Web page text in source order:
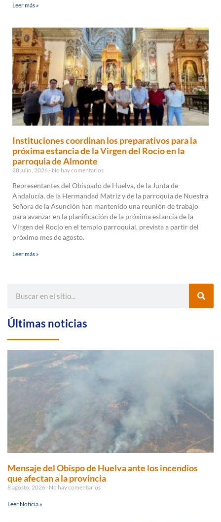
Leer más »
Instituciones coordinan los preparativos para la
próxima estancia de la Virgen del Rocío en la
parroquia de Almonte
28 julio, 2026 No hay comentarios
Representantes del Obispado de Huelva, de la Junta de
Andalucía, de la Hermandad Matriz y de la parroquia de Nuestra
Señora de la Asunción han mantenido una reunión de trabajo
para avanzar en la planificación de la próxima estancia de la
Virgen del Rocío en el templo parroquial, prevista a partir del
próximo mes de agosto.
Leer más »
Últimas noticias
Mensaje del Obispo de Huelva ante los incendios
que afectan a la provincia
8 agosto, 2026 No hay comentarios
Leer Noticia »